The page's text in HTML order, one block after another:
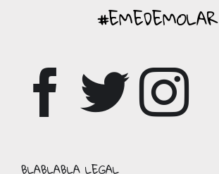
#EMEDEMOLAR
BLABLABLA LEGAL